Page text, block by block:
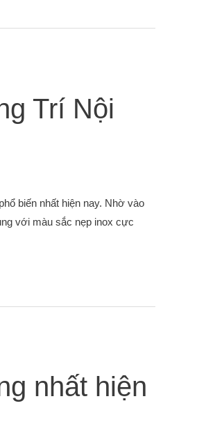
Trí Nội
biến nhất hiện nay. Nhờ vào
với màu sắc nẹp inox cực
nhất hiện